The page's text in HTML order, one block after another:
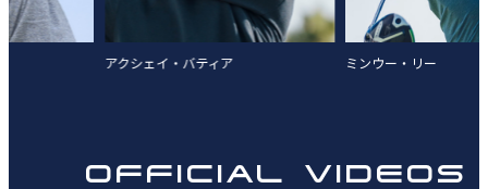
アクシェイ・バティア
OFFICIAL VIDEOS